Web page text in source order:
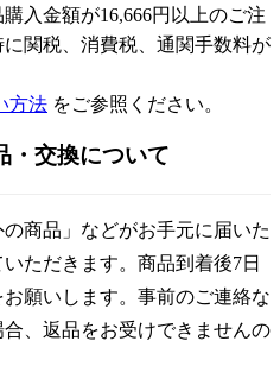
入金額が16,666円以上のご注
関税、消費税、通関手数料が
方法 をご参照ください。
・交換について
商品」などがお手元に届いた
ただきます。商品到着後7日
願いします。事前のご連絡な
、返品をお受けできませんの